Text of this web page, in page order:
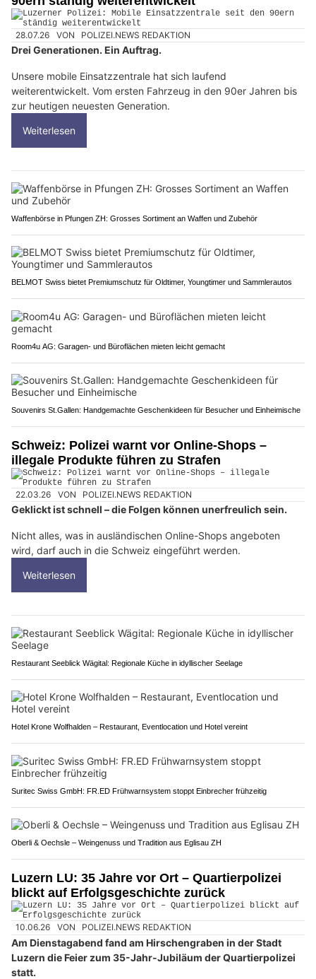
28.07.26 VON POLIZEI.NEWS REDAKTION
Drei Generationen. Ein Auftrag.
Unsere mobile Einsatzzentrale hat sich laufend
weiterentwickelt. Vom ersten Fahrzeug in den 90er Jahren bis
zur heutigen neuesten Generation.
Weiterlesen
Waffenbörse in Pfungen ZH: Grosses Sortiment an Waffen und Zubehör
BELMOT Swiss bietet Premiumschutz für Oldtimer, Youngtimer und Sammlerautos
Room4u AG: Garagen- und Büroflächen mieten leicht gemacht
Souvenirs St.Gallen: Handgemachte Geschenkideen für Besucher und Einheimische
Schweiz: Polizei warnt vor Online-Shops –
illegale Produkte führen zu Strafen
22.03.26 VON POLIZEI.NEWS REDAKTION
Geklickt ist schnell – die Folgen können unerfreulich sein.
Nicht alles, was in ausländischen Online-Shops angeboten
wird, darf auch in die Schweiz eingeführt werden.
Weiterlesen
Restaurant Seeblick Wägital: Regionale Küche in idyllischer Seelage
Hotel Krone Wolfhalden – Restaurant, Eventlocation und Hotel vereint
Suritec Swiss GmbH: FR.ED Frühwarnsystem stoppt Einbrecher frühzeitig
Oberli & Oechsle – Weingenuss und Tradition aus Eglisau ZH
Luzern LU: 35 Jahre vor Ort – Quartierpolizei
blickt auf Erfolgsgeschichte zurück
10.06.26 VON POLIZEI.NEWS REDAKTION
Am Dienstagabend fand am Hirschengraben in der Stadt
Luzern die Feier zum 35-Jahr-Jubiläum der Quartierpolizei
statt.